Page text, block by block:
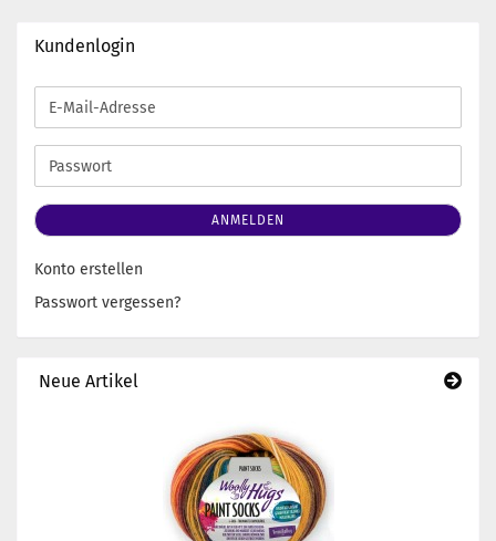
Kundenlogin
E-
Mail-
Adresse
Passwort
ANMELDEN
Konto erstellen
Passwort vergessen?
Neue Artikel